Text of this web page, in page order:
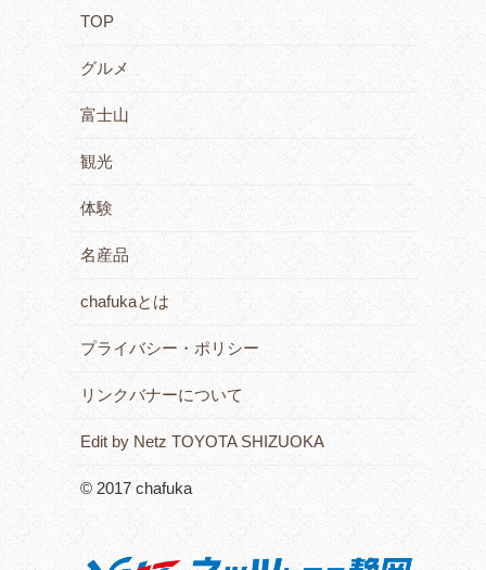
TOP
グルメ
富士山
観光
体験
名産品
chafukaとは
プライバシー・ポリシー
リンクバナーについて
Edit by Netz TOYOTA SHIZUOKA
© 2017 chafuka